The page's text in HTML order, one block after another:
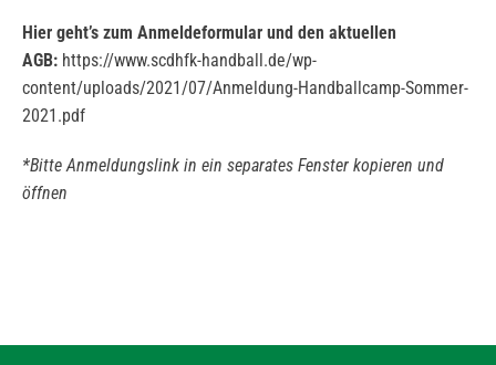
Hier geht’s zum Anmeldeformular und den aktuellen
AGB: https://www.scdhfk-handball.de/wp-
content/uploads/2021/07/Anmeldung-Handballcamp-Sommer-
2021.pdf
*Bitte Anmeldungslink in ein separates Fenster kopieren und
öffnen